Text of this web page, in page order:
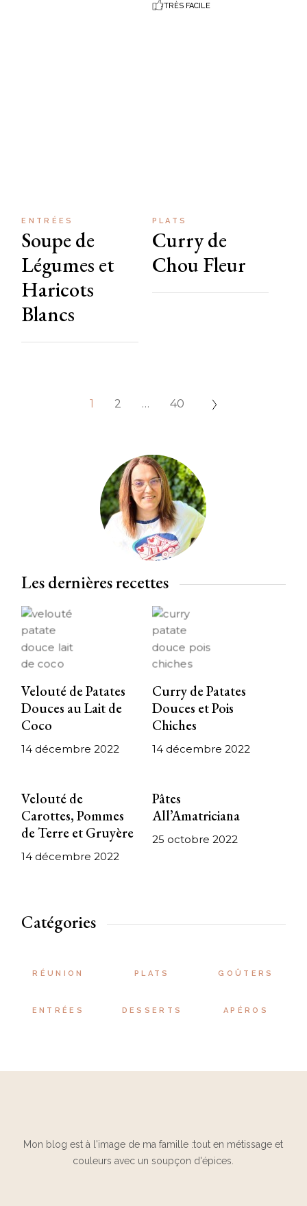
TRÈS FACILE
ENTRÉES
Soupe de
Légumes et
Haricots
Blancs
PLATS
Curry de
Chou Fleur
1 2 … 40
Les dernières recettes
Velouté de Patates
Douces au Lait de
Coco
14 décembre 2022
Curry de Patates
Douces et Pois
Chiches
14 décembre 2022
Velouté de
Carottes, Pommes
de Terre et Gruyère
14 décembre 2022
Pâtes
All’Amatriciana
25 octobre 2022
Catégories
RÉUNION PLATS GOÛTERS
ENTRÉES DESSERTS APÉROS
Mon blog est à l'image de ma famille :tout en métissage et
couleurs avec un soupçon d'épices.